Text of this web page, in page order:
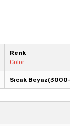
Renk
Color
Sıcak